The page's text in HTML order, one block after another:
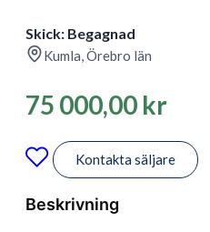
Skick: Begagnad
Kumla, Örebro län
75 000,00 kr
Kontakta säljare
Beskrivning